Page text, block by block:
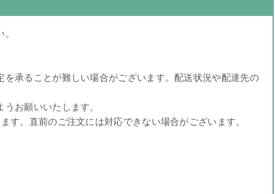
承ることが難しい場合がございます。配送状況や配達先の
お願いいたします。
す。直前のご注文には対応できない場合がございます。